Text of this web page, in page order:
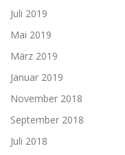
Juli 2019
Mai 2019
März 2019
Januar 2019
November 2018
September 2018
Juli 2018